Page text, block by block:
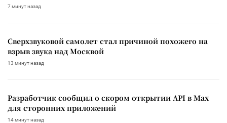
7 минут назад
Сверхзвуковой самолет стал причиной похожего на
взрыв звука над Москвой
13 минут назад
Разработчик сообщил о скором открытии API в Max
для сторонних приложений
14 минут назад